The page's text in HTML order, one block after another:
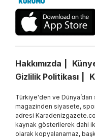
Hakkımızda
Gizlilik Politikası
Türkiye'den ve Dünya’dan
magazinden siyasete,
adresi
kaynak gösterilerek dahi
olarak kopyalanamaz,